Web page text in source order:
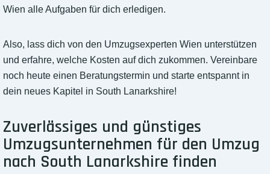
Wien alle Aufgaben für dich erledigen.
Also, lass dich von den Umzugsexperten Wien unterstützen
und erfahre, welche Kosten auf dich zukommen. Vereinbare
noch heute einen Beratungstermin und starte entspannt in
dein neues Kapitel in South Lanarkshire!
Zuverlässiges und günstiges
Umzugsunternehmen für den Umzug
nach South Lanarkshire finden